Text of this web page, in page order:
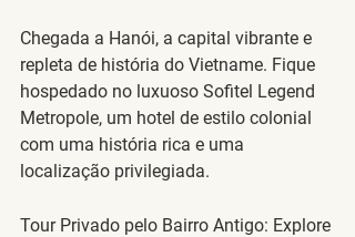
Chegada a Hanói, a capital vibrante e
repleta de história do Vietname. Fique
hospedado no luxuoso Sofitel Legend
Metropole, um hotel de estilo colonial
com uma história rica e uma
localização privilegiada.
Tour Privado pelo Bairro Antigo: Explore